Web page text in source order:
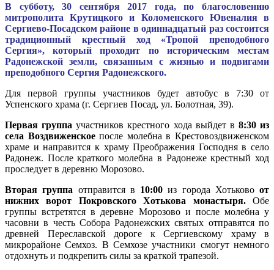
В субботу, 30 сентября 2017 года, по благословению
митрополита Крутицкого и Коломенского Ювеналия в
Сергиево-Посадском районе в одиннадцатый раз состоится
традиционный крестный ход «Тропой преподобного
Сергия», который проходит по историческим местам
Радонежской земли, связанным с жизнью и подвигами
преподобного Сергия Радонежского.
Для первой группы участников будет автобус в 7:30 от
Успенского храма (г. Сергиев Посад, ул. Болотная, 39).
Первая группа участников крестного хода выйдет в 8:30 из
села Воздвиженскоепосле молебна в Крестовоздвиженском
храме и направится к храму Преображения Господня в село
Радонеж. После краткого молебна в Радонеже крестный ход
проследует в деревню Морозово.
Вторая группа отправится в 10:00 из города Хотьково от
нижних ворот Покровского Хотькова монастыря.Обе
группы встретятся в деревне Морозово и после молебна у
часовни в честь Собора Радонежских святых отправятся по
древней Переславской дороге к Сергиевскому храму в
микрорайоне Семхоз. В Семхозе участники смогут немного
отдохнуть и подкрепить силы за краткой трапезой.